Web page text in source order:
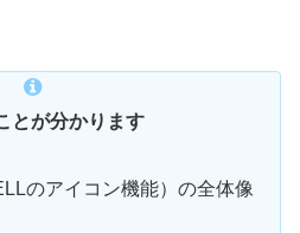
とが分かります
のアイコン機能）の全体像